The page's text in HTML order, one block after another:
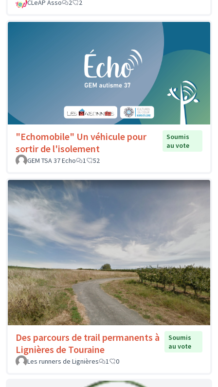
CLeAP Asso 2 2
"Echomobile" Un véhicule pour
sortir de l'isolement
Soumis
au vote
GEM TSA 37 Echo
1 52
Des parcours de trail permanents à
Lignières de Touraine
Soumis
au vote
Les runners de Lignières
1 0